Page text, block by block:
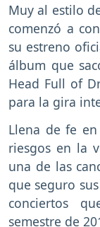
Muy al estilo
comenzó a
su estreno
álbum que
Head Full of
para la gira
Llena de fe
riesgos en la
una de las
que seguro
conciertos
semestre de